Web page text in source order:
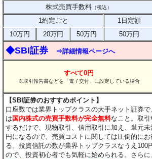
株式売買手数料 （税込）
1約定ごと
1日定額
10万円
20万円 50万円 50万円
◆SBI証券 ⇒詳細情報ページへ
すべて0円
※取引報告書などを「電子交付」に設定している場合
【SBI証券のおすすめポイント】
口座数では業界トップクラスの大手ネット証券
は国内株式の売買手数料が完全無料なこと。取
するだけで、現物取引、信用取引に加え、単元
円になるので、売買コストに関しては圧倒的にお
る。投資信託の数が業界トップクラスなうえ100
ので、投資初心者でも気軽に始められる。さらに